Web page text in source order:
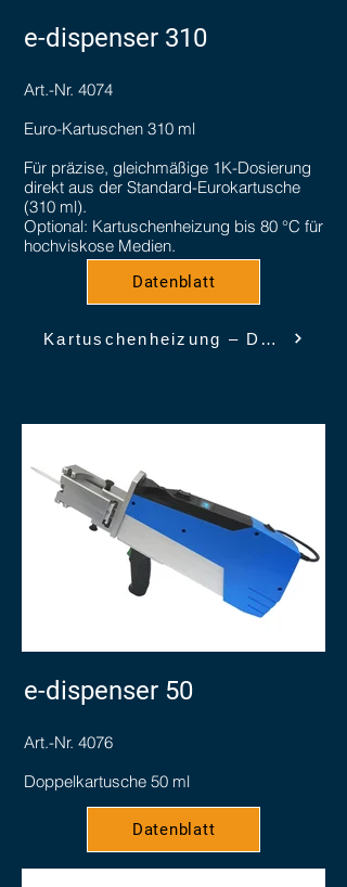
Datenblatt
Kartuschenheizung – Details
e-dispenser 310
Art.-Nr. 4074
Euro-Kartuschen 310 ml
Für präzise, gleichmäßige 1K-Dosierung
direkt aus der Standard-Eurokartusche
(310 ml).
Optional: Kartuschenheizung bis 80 °C für
hochviskose Medien.
e-dispenser 50
Art.-Nr. 4076
Doppelkartusche 50 ml
Datenblatt